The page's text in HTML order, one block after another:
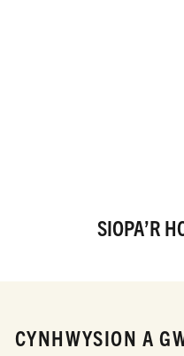
SIOPA’R
CYNHWYSION A